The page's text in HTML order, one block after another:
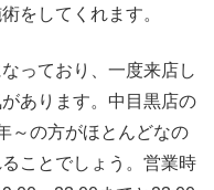
をしてくれます。
っており、一度来店し
あります。中目黒店の
～の方がほとんどなの
ことでしょう。営業時